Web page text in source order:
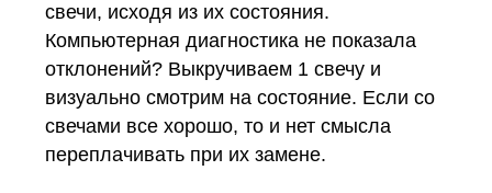
свечи, исходя из их состояния.
Компьютерная диагностика не показала
отклонений? Выкручиваем 1 свечу и
визуально смотрим на состояние. Если со
свечами все хорошо, то и нет смысла
переплачивать при их замене.